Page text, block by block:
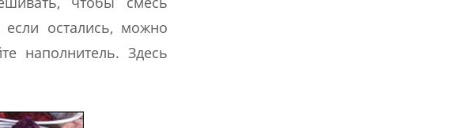
если остались, можно
наполнитель. Здесь